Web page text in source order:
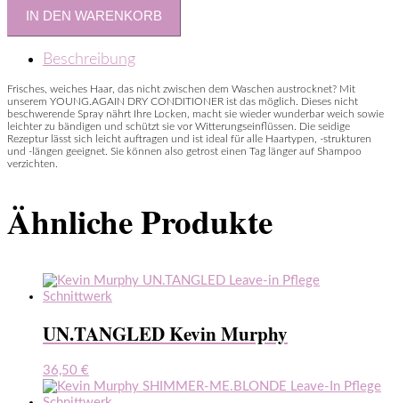
IN DEN WARENKORB
Beschreibung
Frisches, weiches Haar, das nicht zwischen dem Waschen austrocknet? Mit
unserem YOUNG.AGAIN DRY CONDITIONER ist das möglich. Dieses nicht
beschwerende Spray nährt Ihre Locken, macht sie wieder wunderbar weich sowie
leichter zu bändigen und schützt sie vor Witterungseinflüssen. Die seidige
Rezeptur lässt sich leicht auftragen und ist ideal für alle Haartypen, -strukturen
und -längen geeignet. Sie können also getrost einen Tag länger auf Shampoo
verzichten.
Ähnliche Produkte
UN.TANGLED Kevin Murphy
36,50 €